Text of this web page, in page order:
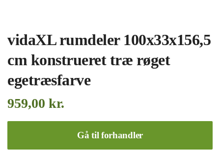
vidaXL rumdeler 100x33x156,5
cm konstrueret træ røget
egetræsfarve
959,00 kr.
Gå til forhandler